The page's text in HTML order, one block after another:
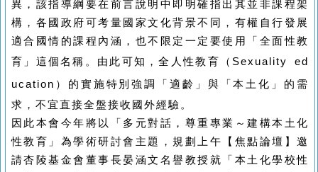
異，該指導綱要在前言說明中即明確指出其並非課程架
構，各國政府可考量國家文化背景不同，有權自行發展
適合國情的課程內涵，也不限定一定要使用「全面性教
育」這個名稱。由此可知，全人性教育（ Sexuality ed
ucation ）的實施特別強調「適齡」與「本土化」的需
求，不宜直接全盤接收國外經驗。
因此本會今年將以「多元對話，尊重專業～建構本土化
性教育」為學術研討會主題，規劃上午【焦點論壇】邀
請杏陵基金會董事長晏涵文名譽教授就「本土化學校性